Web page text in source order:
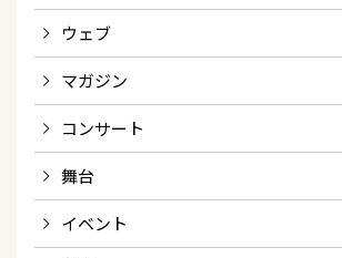
ウェブ
マガジン
コンサート
舞台
イベント